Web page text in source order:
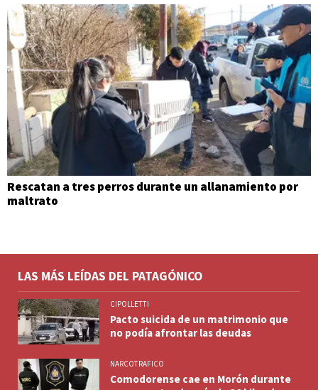
Rescatan a tres perros durante un allanamiento por
maltrato
LAS MÁS LEÍDAS DEL PATAGÓNICO
CIPOLLETTI
Pacto suicida de un matrimonio que
no podía afrontar las deudas
NARCOTRAFICO
Comodorense cae en Morón durante